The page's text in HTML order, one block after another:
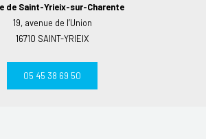
de Saint-Yrieix-sur-Charente
19, avenue de l’Union
16710 SAINT-YRIEIX
05 45 38 69 50